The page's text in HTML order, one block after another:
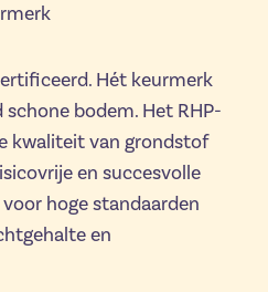
Hét keurmerk
bodem. Het RHP-
kwaliteit van grondstof
en succesvolle
hoge standaarden
en